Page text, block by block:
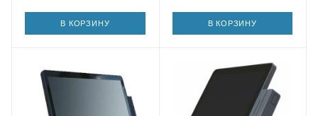
В КОРЗИНУ В КОРЗИНУ